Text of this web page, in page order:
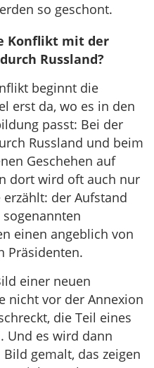
so geschont.
Konflikt mit der
Russland?
beginnt die
erst da, wo es in den
passt: Bei der
Russland und beim
Geschehen auf
dort wird oft auch nur
der Aufstand
einen angeblich von
Präsidenten.
einer neuen
nicht vor der Annexion
die Teil eines
Und es wird dann
gemalt, das zeigen